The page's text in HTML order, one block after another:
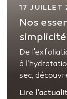
17 JUILLET
Nos
simplicité
De
à
sec,
cet été avec
Lire